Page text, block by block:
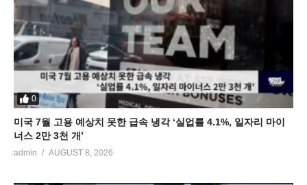
0
미국 7월 고용 예상치 못한 급속 냉각 ‘실업률 4.1%, 일자리 마이
너스 2만 3천 개’
admin AUGUST 8, 2026